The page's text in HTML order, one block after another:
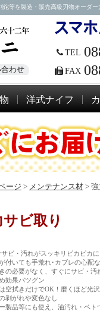
等を製造・販売高級刃物オーダ
わせ
TEL
FAX
洋式ナイフ
ージ > メンテナンス材 >
ビ取り
サビ・汚れがスッキリピカピカ
付いても手荒れ･カブレの心配
の必要がなく、すぐにサビ・汚
効果バツグン
空拭きだけでOK！磨くほど光
剥がれや変色なし
製品等にも使え、油汚れ・ベト